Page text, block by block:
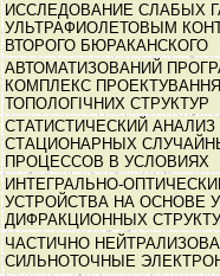
ИССЛЕДОВАНИЕ СЛАБЫХ
УЛЬТРАФИОЛЕТОВЫМ
ВТОРОГО БЮРАКАНСКОГО
АВТОМАТИЗОВАНИЙ
КОМПЛЕКС ПРОЕКТУВАННЯ
ТОПОЛОГІЧНИХ СТРУКТУР
СТАТИСТИЧЕСКИЙ АНАЛИЗ
СТАЦИОНАРНЫХ
ПРОЦЕССОВ В УСЛОВИЯХ
ИНТЕГРАЛЬНО-
УСТРОЙСТВА НА ОСНОВЕ
ДИФРАКЦИОННЫХ
ЧАСТИЧНО
СИЛЬНОТОЧНЫЕ